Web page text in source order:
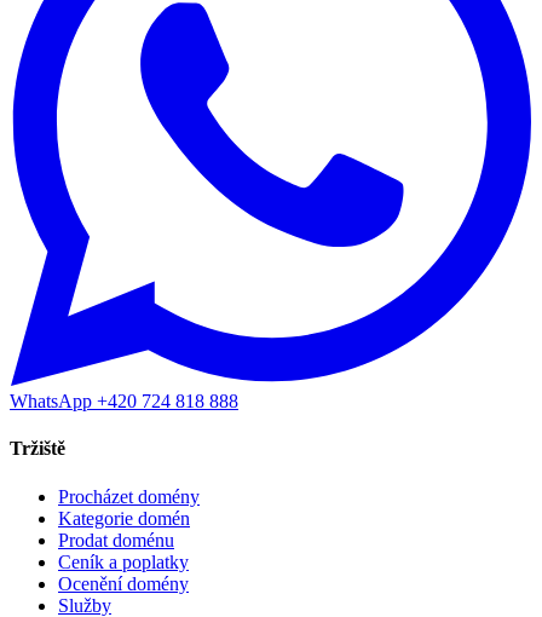
WhatsApp +420 724 818 888
Tržiště
Procházet domény
Kategorie domén
Prodat doménu
Ceník a poplatky
Ocenění domény
Služby